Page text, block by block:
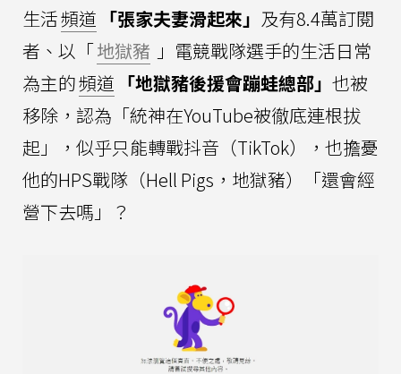
生活頻道 「張家夫妻滑起來」 及有8.4萬訂閱
者、以「地獄豬 」電競戰隊選手的生活日常
為主的頻道 「地獄豬後援會蹦蛙總部」 也被
移除，認為「統神在YouTube被徹底連根拔
起」，似乎只能轉戰抖音（TikTok），也擔憂
他的HPS戰隊（Hell Pigs，地獄豬）「還會經
營下去嗎」？